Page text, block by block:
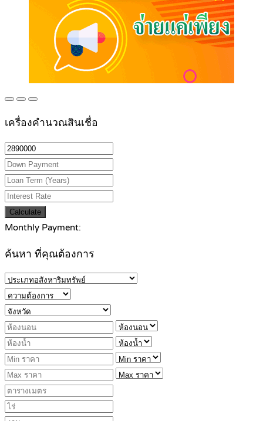
เครื่องคำนวณสินเชื่อ
Calculate
Monthly Payment:
ค้นหา ที่คุณต้องการ